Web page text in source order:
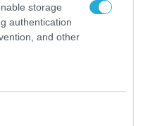
storage
authentication
and other